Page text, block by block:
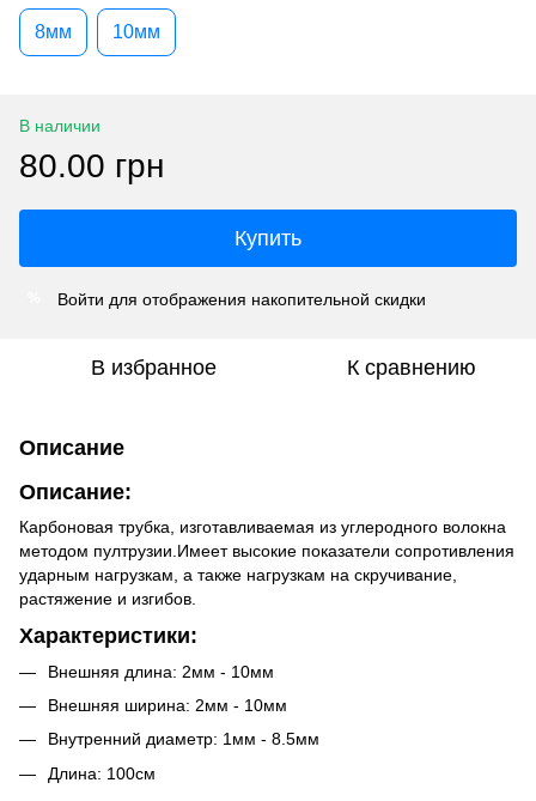
8мм 10мм
В наличии
80.00 грн
Купить
Войти для отображения накопительной скидки
В избранное К сравнению
Описание
Описание:
Карбоновая трубка, изготавливаемая из углеродного волокна
методом пултрузии.Имеет высокие показатели сопротивления
ударным нагрузкам, а также нагрузкам на скручивание,
растяжение и изгибов.
Характеристики:
Внешняя длина: 2мм - 10мм
Внешняя ширина: 2мм - 10мм
Внутренний диаметр: 1мм - 8.5мм
Длина: 100см